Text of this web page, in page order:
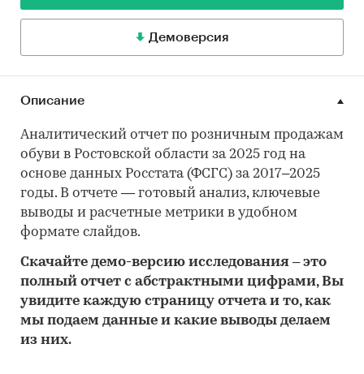
Демоверсия
Описание
Аналитический отчет по розничным продажам
обуви в Ростовской области за 2025 год на
основе данных Росстата (ФСГС) за 2017–2025
годы. В отчете — готовый анализ, ключевые
выводы и расчетные метрики в удобном
формате слайдов.
Скачайте демо-версию исследования – это
полный отчет с абстрактными цифрами, Вы
увидите каждую страницу отчета и то,как
мы подаем данные и какие выводы делаем
из них.